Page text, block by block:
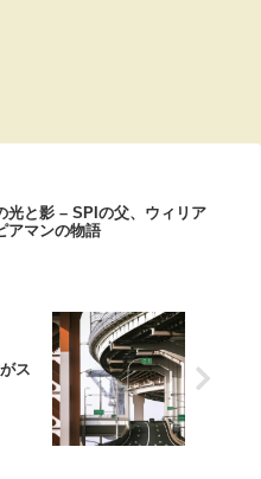
光と影 – SPIの父、ウィリア
アマンの物語
ス